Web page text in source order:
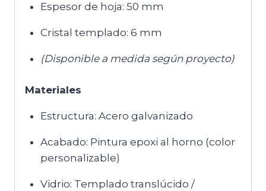
Espesor de hoja: 50 mm
Cristal templado: 6 mm
(Disponible a medida según proyecto)
Materiales
Estructura: Acero galvanizado
Acabado: Pintura epoxi al horno (color
personalizable)
Vidrio: Templado translúcido /